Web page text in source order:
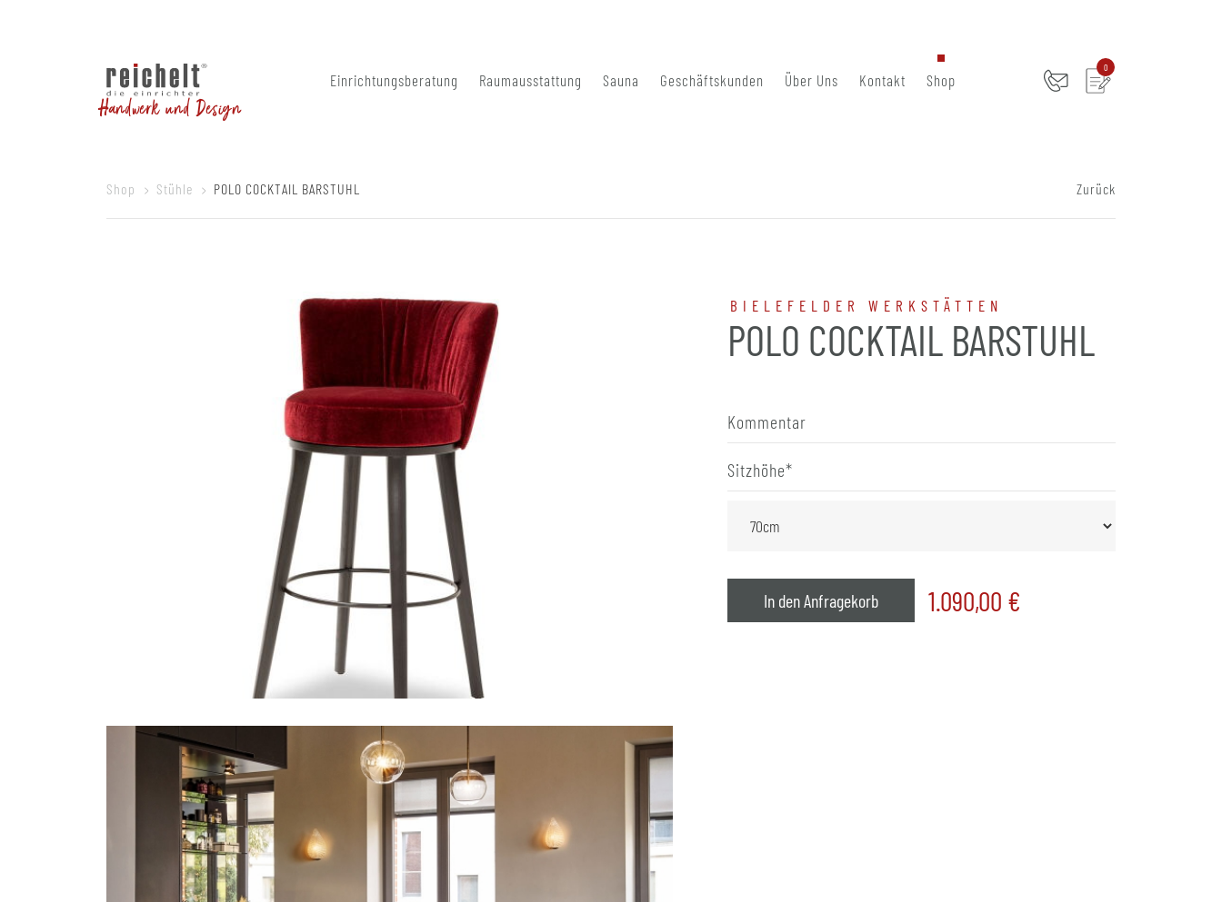
Handwerk und Design
Einrichtungsberatung Raumausstattung Sauna Geschäftskunden Über Uns Kontakt Shop
0
Shop Stühle POLO COCKTAIL BARSTUHL Zurück
BIELEFELDER WERKSTÄTTEN
POLO COCKTAIL BARSTUHL
Kommentar
Sitzhöhe*
In den Anfragekorb 1.090,00 €